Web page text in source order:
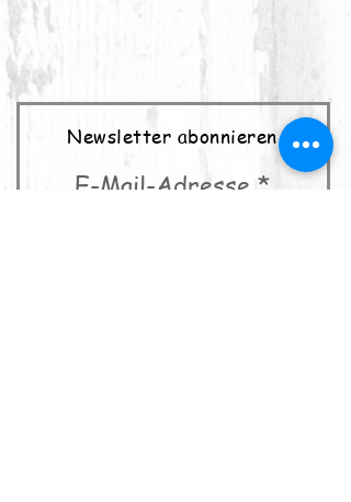
Newsletter abonnieren
E-Mail-Adresse